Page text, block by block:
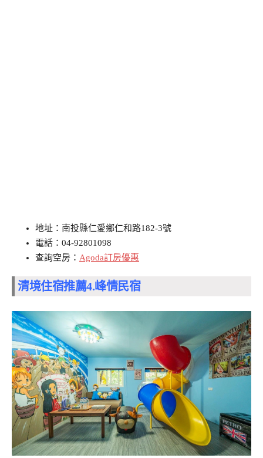
地址：南投縣仁愛鄉仁和路182-3號
電話：04-92801098
查詢空房： Agoda訂房優惠
清境住宿推薦4.峰情民宿